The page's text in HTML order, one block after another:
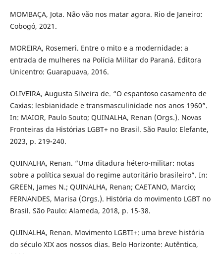
MOMBAÇA, Jota. Não vão nos matar agora. Rio de Janeiro:
Cobogó, 2021.
MOREIRA, Rosemeri. Entre o mito e a modernidade: a
entrada de mulheres na Polícia Militar do Paraná. Editora
Unicentro: Guarapuava, 2016.
OLIVEIRA, Augusta Silveira de. “O espantoso casamento de
Caxias: lesbianidade e transmasculinidade nos anos 1960”.
In: MAIOR, Paulo Souto; QUINALHA, Renan (Orgs.). Novas
Fronteiras da Histórias LGBT+ no Brasil. São Paulo: Elefante,
2023, p. 219-240.
QUINALHA, Renan. “Uma ditadura hétero-militar: notas
sobre a política sexual do regime autoritário brasileiro”. In:
GREEN, James N.; QUINALHA, Renan; CAETANO, Marcio;
FERNANDES, Marisa (Orgs.). História do movimento LGBT no
Brasil. São Paulo: Alameda, 2018, p. 15-38.
QUINALHA, Renan. Movimento LGBTI+: uma breve história
do século XIX aos nossos dias. Belo Horizonte: Autêntica,